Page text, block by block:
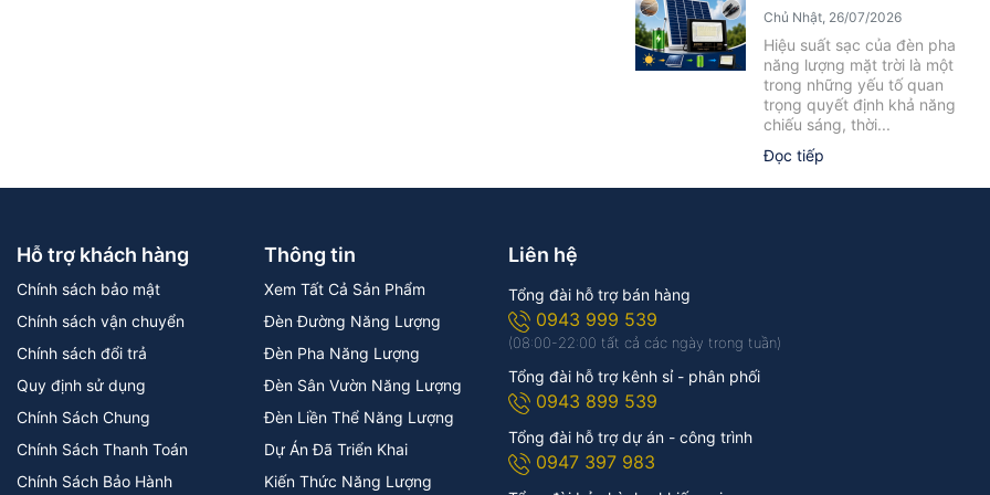
Yếu Tố Ảnh Hưởng Cần Biết
Chủ Nhật, 26/07/2026
Hiệu suất sạc của đèn pha
năng lượng mặt trời là một
trong những yếu tố quan
trọng quyết định khả năng
chiếu sáng, thời...
Đọc tiếp
Hỗ trợ khách hàng
Chính sách bảo mật
Chính sách vận chuyển
Chính sách đổi trả
Quy định sử dụng
Chính Sách Chung
Chính Sách Thanh Toán
Chính Sách Bảo Hành
Thông tin
Xem Tất Cả Sản Phẩm
Đèn Đường Năng Lượng
Đèn Pha Năng Lượng
Đèn Sân Vườn Năng Lượng
Đèn Liền Thể Năng Lượng
Dự Án Đã Triển Khai
Kiến Thức Năng Lượng
Liên hệ
Tổng đài hỗ trợ bán hàng
0943 999 539
(08:00-22:00 tất cả các ngày trong tuần)
Tổng đài hỗ trợ kênh sỉ - phân phối
0943 899 539
Tổng đài hỗ trợ dự án - công trình
0947 397 983